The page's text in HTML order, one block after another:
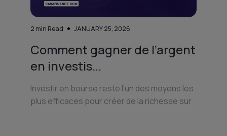
2 min Read JANUARY 25, 2026
Comment gagner de l’argent
en investis...
Investir en bourse reste l’un des moyens les
plus efficaces pour créer de la richesse sur